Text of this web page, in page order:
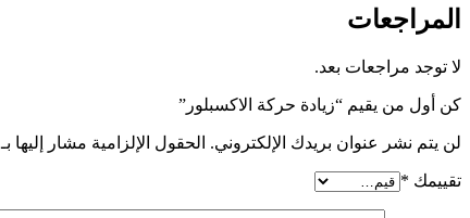
المراجعات
لا توجد مراجعات بعد.
كن أول من يقيم “زيادة حركة الاكسبلور”
لن يتم نشر عنوان بريدك الإلكتروني. الحقول الإلزامية مشار إليها بـ
تقييمك *